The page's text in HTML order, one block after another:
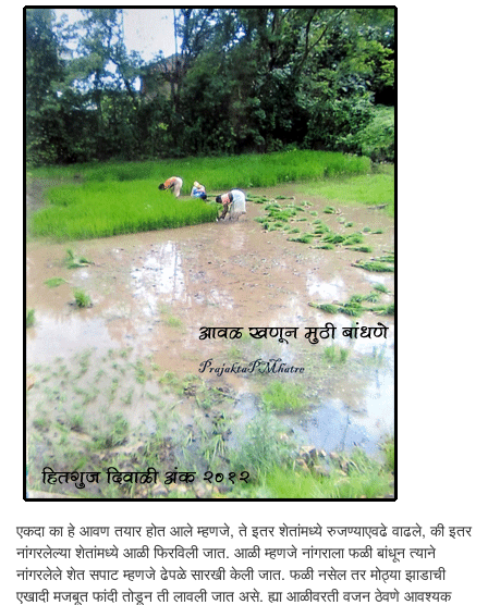
एकदा का हे आवण तयार होत आले म्हणजे, ते इतर शेतांमध्ये रुजण्याएवढे वाढले, की इतर
नांगरलेल्या शेतांमध्ये आळी फिरविली जात. आळी म्हणजे नांगराला फळी बांधून त्याने
नांगरलेले शेत सपाट म्हणजे ढेपळे सारखी केली जात. फळी नसेल तर मोठ्या झाडाची
एखादी मजबूत फांदी तोडून ती लावली जात असे. ह्या आळीवरती वजन ठेवणे आवश्यक